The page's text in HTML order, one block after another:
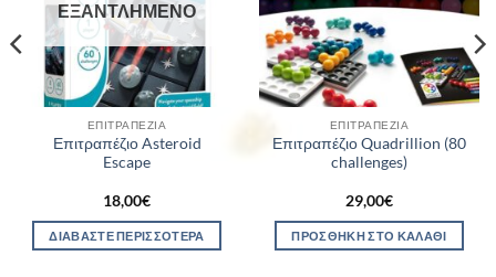
ΕΞΑΝΤΛΗΜΈΝΟ
ΕΠΙΤΡΑΠΈΖΙΑ
Επιτραπέζιο Asteroid
Escape
18,00€
ΔΙΑΒΆΣΤΕ ΠΕΡΙΣΣΌΤΕΡΑ
ΕΠΙΤΡΑΠΈΖΙΑ
Επιτραπέζιο Quadrillion (80
challenges)
29,00€
ΠΡΟΣΘΉΚΗ ΣΤΟ ΚΑΛΆΘΙ